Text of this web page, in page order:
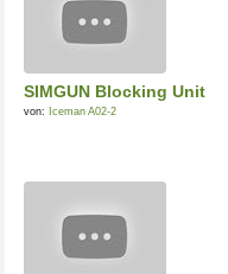
SIMGUN Blocking Unit
von: Iceman A02-2